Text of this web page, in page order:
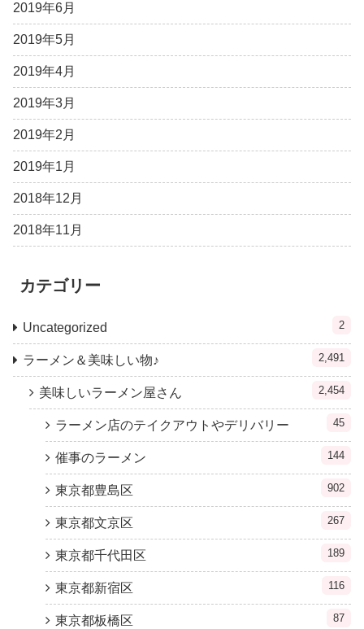
2019年6月
2019年5月
2019年4月
2019年3月
2019年2月
2019年1月
2018年12月
2018年11月
カテゴリー
Uncategorized 2
ラーメン＆美味しい物♪ 2,491
美味しいラーメン屋さん 2,454
ラーメン店のテイクアウトやデリバリー 45
催事のラーメン 144
東京都豊島区 902
東京都文京区 267
東京都千代田区 189
東京都新宿区 116
東京都板橋区 87